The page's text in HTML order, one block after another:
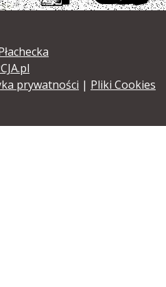
prywatności | Pliki Cookies